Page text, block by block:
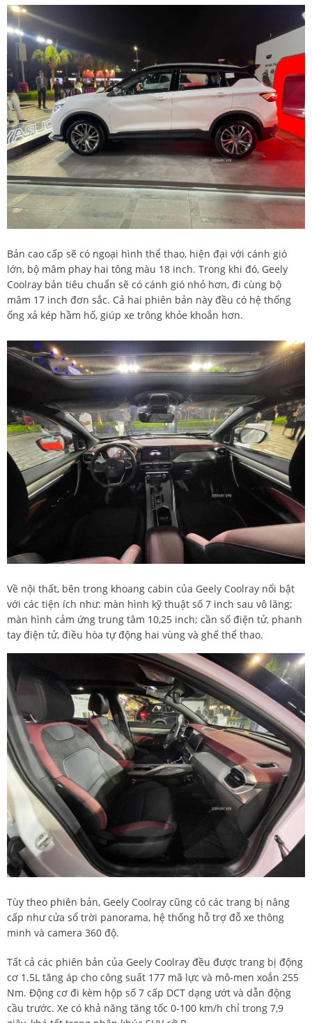
Bản cao cấp sẽ có ngoại hình thể thao, hiện đại với cánh gió
lớn, bộ mâm phay hai tông màu 18 inch. Trong khi đó, Geely
Coolray bản tiêu chuẩn sẽ có cánh gió nhỏ hơn, đi cùng bộ
mâm 17 inch đơn sắc. Cả hai phiên bản này đều có hệ thống
ống xả kép hầm hố, giúp xe trông khỏe khoắn hơn.
Về nội thất, bên trong khoang cabin của Geely Coolray nổi bật
với các tiện ích như: màn hình kỹ thuật số 7 inch sau vô lăng;
màn hình cảm ứng trung tâm 10,25 inch; cần số điện tử, phanh
tay điện tử, điều hòa tự động hai vùng và ghế thể thao.
Tùy theo phiên bản, Geely Coolray cũng có các trang bị nâng
cấp như cửa sổ trời panorama, hệ thống hỗ trợ đỗ xe thông
minh và camera 360 độ.
Tất cả các phiên bản của Geely Coolray đều được trang bị động
cơ 1.5L tăng áp cho công suất 177 mã lực và mô-men xoắn 255
Nm. Động cơ đi kèm hộp số 7 cấp DCT dạng ướt và dẫn động
cầu trước. Xe có khả năng tăng tốc 0-100 km/h chỉ trong 7,9